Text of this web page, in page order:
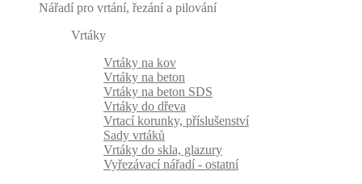
Nářadí pro vrtání, řezání a pilování
Vrtáky
Vrtáky na kov
Vrtáky na beton
Vrtáky na beton SDS
Vrtáky do dřeva
Vrtací korunky, příslušenství
Sady vrtáků
Vrtáky do skla, glazury
Vyřezávací nářadí - ostatní